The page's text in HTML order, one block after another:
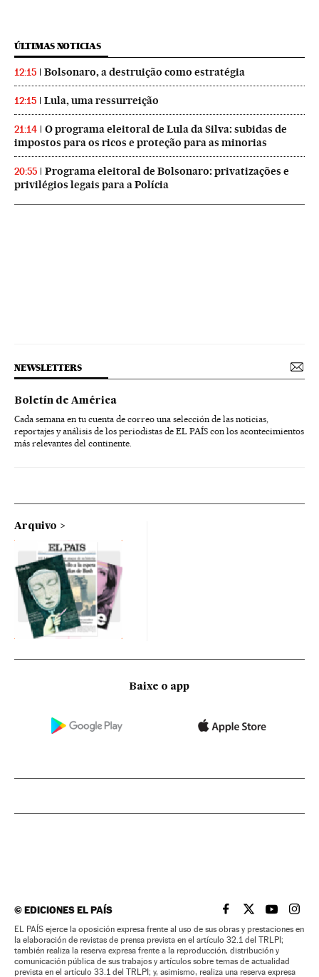
ÚLTIMAS NOTICIAS
12:15 Bolsonaro, a destruição como estratégia
12:15 Lula, uma ressurreição
21:14
O programa eleitoral de Lula da Silva: subidas de
impostos para os ricos e proteção para as minorias
20:55
Programa eleitoral de Bolsonaro: privatizações e
privilégios legais para a Polícia
NEWSLETTERS
Boletín de América
Cada semana en tu cuenta de correo una selección de las noticias,
reportajes y análisis de los periodistas de EL PAÍS con los acontecimientos
más relevantes del continente.
Arquivo
Baixe o app
©EDICIONES EL PAÍS EL PAÍS BRASIL EN
EL PAÍSEL PAÍS
EL
EL PAÍS ejerce la oposición expresa frente al uso de sus obras y prestaciones en
la elaboración de revistas de prensa prevista en el artículo 32.1 del TRLPI;
también realiza la reserva expresa frente a la reproducción, distribución y
comunicación pública de sus trabajos y artículos sobre temas de actualidad
prevista en el artículo 33.1 del TRLPI; y, asimismo, realiza una reserva expresa